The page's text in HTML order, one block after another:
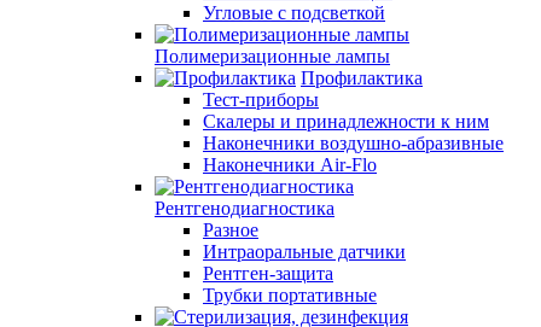
Угловые с подсветкой
Полимеризационные лампы
Профилактика
Тест-приборы
Скалеры и принадлежности к ним
Наконечники воздушно-абразивные
Наконечники Air-Flo
Рентгенодиагностика
Разное
Интраоральные датчики
Рентген-защита
Трубки портативные